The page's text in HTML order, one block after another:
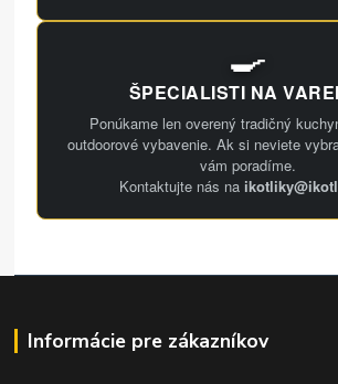
🍳
ŠPECIALISTI NA
Ponúkame len overený tradičný
outdoorové vybavenie. Ak si neviete
vám poradíme.
Kontaktujte nás na
Informácie pre zákazníkov